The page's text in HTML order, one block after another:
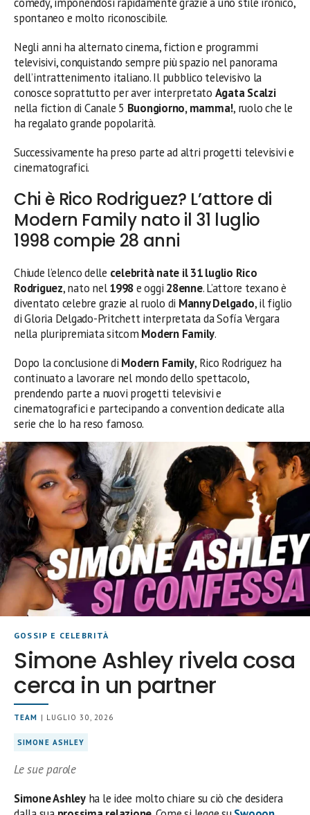
spontaneo e molto riconoscibile.
Negli anni ha alternato cinema, fiction e programmi
televisivi, conquistando sempre più spazio nel panorama
dell’intrattenimento italiano. Il pubblico televisivo la
conosce soprattutto per aver interpretato Agata Scalzi
nella fiction di Canale 5 Buongiorno, mamma!, ruolo che le
ha regalato grande popolarità.
Successivamente ha preso parte ad altri progetti televisivi e
cinematografici.
Chi è Rico Rodriguez? L’attore di
Modern Family nato il 31 luglio
1998 compie 28 anni
Chiude l’elenco delle celebrità nate il 31 luglio Rico
Rodriguez, nato nel1998e oggi 28enne. L’attore texano è
diventato celebre grazie al ruolo di Manny Delgado, il figlio
di Gloria Delgado-Pritchett interpretata da Sofía Vergara
nella pluripremiata sitcom Modern Family.
Dopo la conclusione di Modern Family, Rico Rodriguez ha
continuato a lavorare nel mondo dello spettacolo,
prendendo parte a nuovi progetti televisivi e
cinematografici e partecipando a convention dedicate alla
serie che lo ha reso famoso.
GOSSIP E CELEBRITÀ
Simone Ashley rivela cosa
cerca in un partner
TEAM | LUGLIO 30, 2026
SIMONE ASHLEY
Le sue parole
Simone Ashleyha le idee molto chiare su ciò che desidera